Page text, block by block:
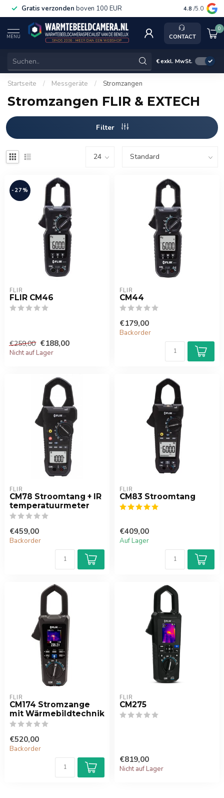
Gratis verzonden boven 100 EUR Service,
4.8 /5.0
MENU CONTACT
0
€exkl. MwSt.
Startseite / Messgeräte / Stromzangen
Stromzangen FLIR & EXTECH
Filter
-27%
FLIR
FLIR CM46
€259,00 €188,00
Nicht auf Lager
FLIR
CM44
€179,00
Backorder
FLIR
CM78 Stroomtang + IR
temperatuurmeter
€459,00
Backorder
FLIR
CM83 Stroomtang
€409,00
Auf Lager
FLIR
CM174 Stromzange
mit Wärmebildtechnik
€520,00
Backorder
FLIR
CM275
€819,00
Nicht auf Lager